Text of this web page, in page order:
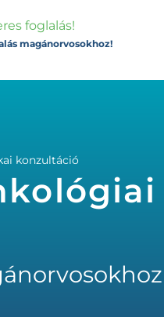
foglalás!
magánorvosokhoz!
konzultáció